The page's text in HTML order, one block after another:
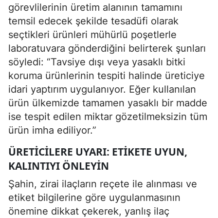
görevlilerinin üretim alanının tamamını
temsil edecek şekilde tesadüfi olarak
seçtikleri ürünleri mühürlü poşetlerle
laboratuvara gönderdiğini belirterek şunları
söyledi: “Tavsiye dışı veya yasaklı bitki
koruma ürünlerinin tespiti halinde üreticiye
idari yaptırım uygulanıyor. Eğer kullanılan
ürün ülkemizde tamamen yasaklı bir madde
ise tespit edilen miktar gözetilmeksizin tüm
ürün imha ediliyor.”
ÜRETICILERE UYARI: ETIKETE UYUN,
KALINTIYI ÖNLEYIN
Şahin, zirai ilaçların reçete ile alınması ve
etiket bilgilerine göre uygulanmasının
önemine dikkat çekerek, yanlış ilaç